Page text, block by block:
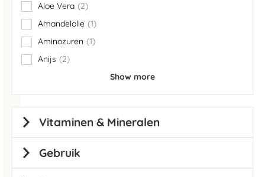
Aloe Vera
2
items
Amandelolie 1
item
Aminozuren
1
item
Anijs
2
items
Show more
Vitaminen & Mineralen
Gebruik